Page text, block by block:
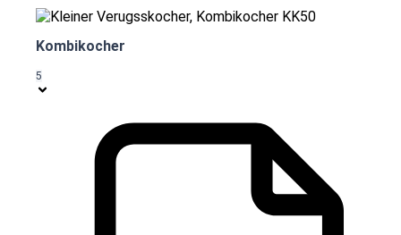
Kombikocher
5